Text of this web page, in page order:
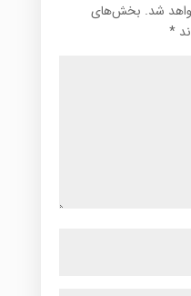
شد. بخش‌های
*